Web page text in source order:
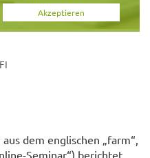
Akzeptieren
dem englischen „farm“,
Seminar“) berichtet